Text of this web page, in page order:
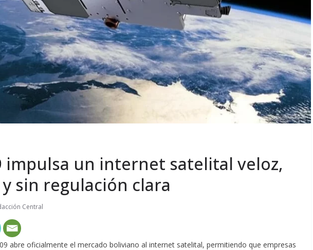
impulsa un internet satelital veloz,
sin regulación clara
Central
abre oficialmente el mercado boliviano al internet satelital, permitiendo que empresas